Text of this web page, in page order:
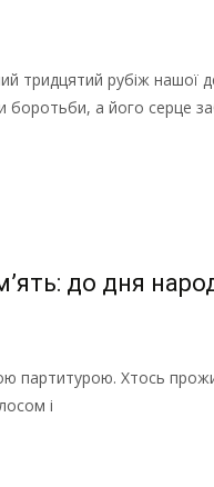
тридцятий рубіж
а його серце
до дня
партитурою. Хтось
і